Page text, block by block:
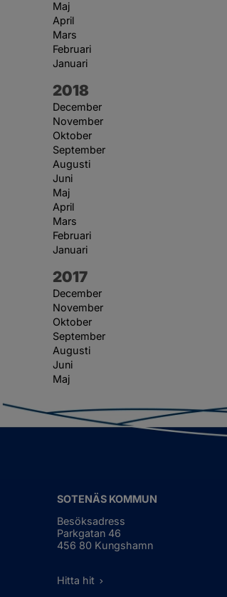
Maj
April
Mars
Februari
Januari
År:
2018
December
November
Oktober
September
Augusti
Juni
Maj
April
Mars
Februari
Januari
År:
2017
December
November
Oktober
September
Augusti
Juni
Maj
SOTENÄS KOMMUN
Besöksadress
Parkgatan 46
456 80 Kungshamn
Hitta hit